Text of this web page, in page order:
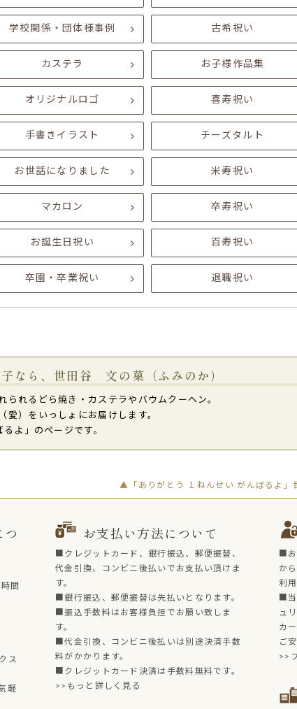
学校関係・団体様事例 古希祝い
カステラ お子様作品集
オリジナルロゴ 喜寿祝い
手書きイラスト チーズタルト
お世話になりました 米寿祝い
マカロン 卒寿祝い
お誕生日祝い 百寿祝い
卒園・卒業祝い 退職祝い
なら、世田谷 文の菓（ふみのか）
れるどら焼き・カステラやバウムクーヘン。
愛）をいっしょにお届けします。
よ」のページです。
▲「ありがとう １ねんせい がんばるよ
間
ス
軽
お支払い方法について
■クレジットカード、銀行振込、郵便振替、
代金引換、コンビニ後払いでお支払い頂けま
す。
■銀行振込、郵便振替は先払いとなります。
■振込手数料はお客様負担でお願い致しま
す。
■代金引換、コンビニ後払いは別途決済手数
料がかかります。
■クレジットカード決済は手数料無料です。
>>もっと詳しく見る
■
か
利
■
ュ
カ
ご
>>